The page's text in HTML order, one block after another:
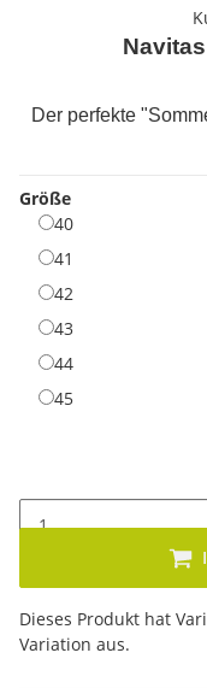
Der perfekte
Größe
4040
41
42
4343
4444
4545
x
Dieses Produkt hat
Variation aus.